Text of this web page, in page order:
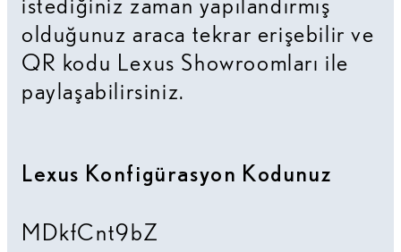
olduğunuz araca tekrar erişebilir ve
QR kodu Lexus Showroomları ile
paylaşabilirsiniz.
Lexus Konfigürasyon Kodunuz
MDkfCnt9bZ